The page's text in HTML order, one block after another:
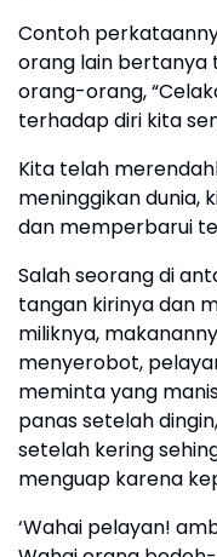
Contoh
orang lain bertanya
orang-orang,
terhadap diri kita
Kita telah
meninggikan dunia,
dan memperbarui
Salah seorang di
tangan kirinya dan
miliknya,
menyerobot,
meminta yang
panas setelah
setelah kering
menguap karena
‘Wahai pelayan!